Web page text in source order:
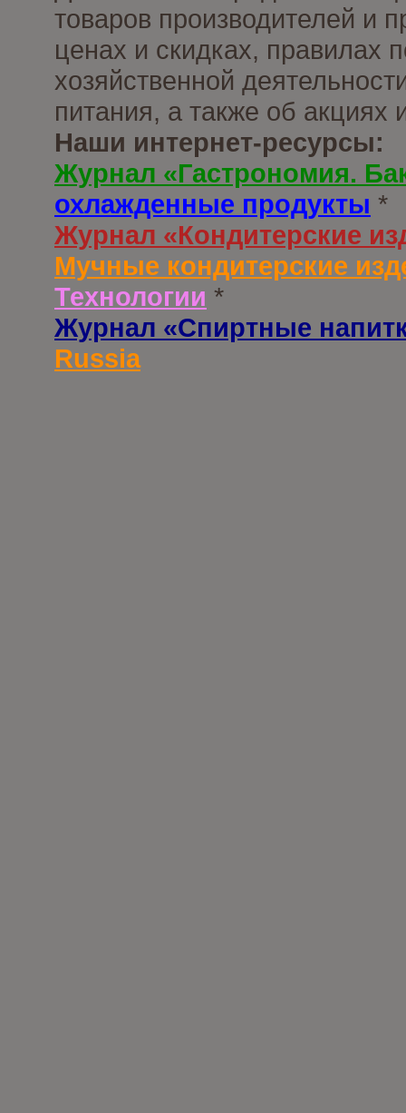
товаров производителей и
ценах и скидках, правилах
хозяйственной
питания, а также об
Наши интернет-ресурсы:
Журнал «Гастрономия.
охлажденные продукты *
Журнал «Кондитерские
Мучные кондитерские
Технологии *
Журнал «Спиртные
Russia